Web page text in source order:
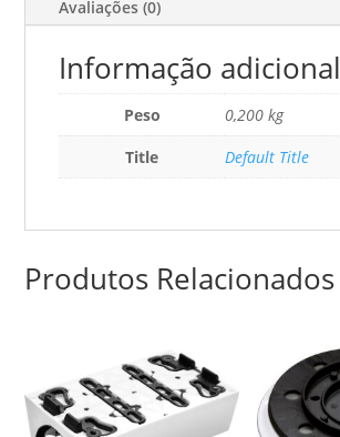
V93x266/14
Avaliações (0)
Informação adicional
Peso
0,200 kg
Title
Default Title
Produtos Relacionados